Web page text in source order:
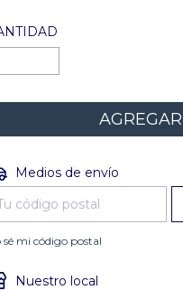
para el CP:
Medios de envío
sé mi código postal
Nuestro local